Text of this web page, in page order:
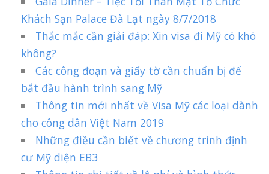
Khách Sạn Palace Đà Lạt ngày 8/7/2018
Thắc mắc cần giải đáp: Xin visa đi Mỹ có khó
không?
Các công đoạn và giấy tờ cần chuẩn bị để
bắt đầu hành trình sang Mỹ
Thông tin mới nhất về Visa Mỹ các loại dành
cho công dân Việt Nam 2019
Những điều cần biết về chương trình định
cư Mỹ diện EB3